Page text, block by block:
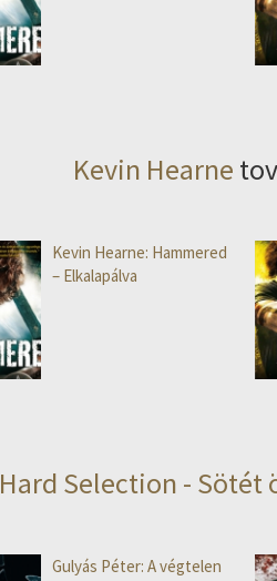
Kevin Hearne
Kevin Hearne: Hammered
– Elkalapálva
Hard Selection - Sötét
Gulyás Péter: A végtelen